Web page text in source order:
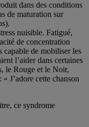
dans des conditions
de maturation sur
nuisible. Fatigué,
de concentration
capable de mobiliser les
l’aider dans certaines
le Rouge et le Noir,
J’adore cette chanson
ce syndrome